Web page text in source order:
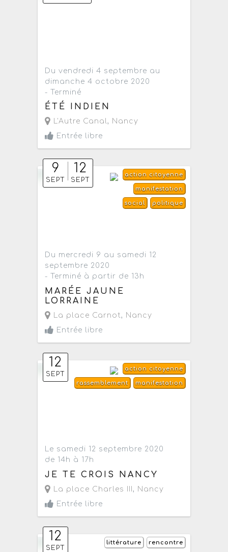
Du vendredi 4 septembre au
dimanche 4 octobre 2020
- Terminé
ÉTÉ INDIEN
L'Autre Canal, Nancy
Entrée libre
9
SEPT
12
SEPT
action citoyenne
manifestation
politique
social
Du mercredi 9 au samedi 12
septembre 2020
- Terminé à partir de 13h
MARÉE JAUNE
LORRAINE
La place Carnot, Nancy
Entrée libre
12
SEPT
action citoyenne
manifestation
rassemblement
Le samedi 12 septembre 2020
de 14h à 17h
JE TE CROIS NANCY
La place Charles III, Nancy
Entrée libre
12
SEPT
rencontre
littérature